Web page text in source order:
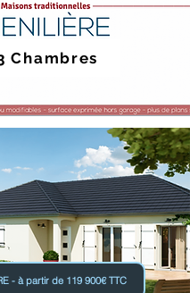
Chambres
- à partir de 119 900€ TTC